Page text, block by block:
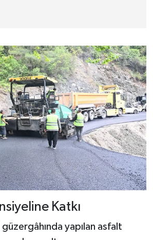
Katkı
yapılan asfalt